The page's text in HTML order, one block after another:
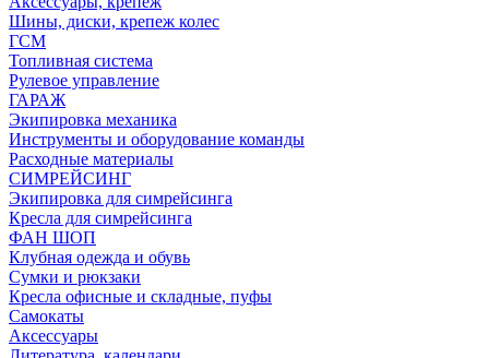
Шины, диски, крепеж колес
ГСМ
Топливная система
Рулевое управление
ГАРАЖ
Экипировка механика
Инструменты и оборудование команды
Расходные материалы
СИМРЕЙСИНГ
Экипировка для симрейсинга
Кресла для симрейсинга
ФАН ШОП
Клубная одежда и обувь
Сумки и рюкзаки
Кресла офисные и складные, пуфы
Самокаты
Аксессуары